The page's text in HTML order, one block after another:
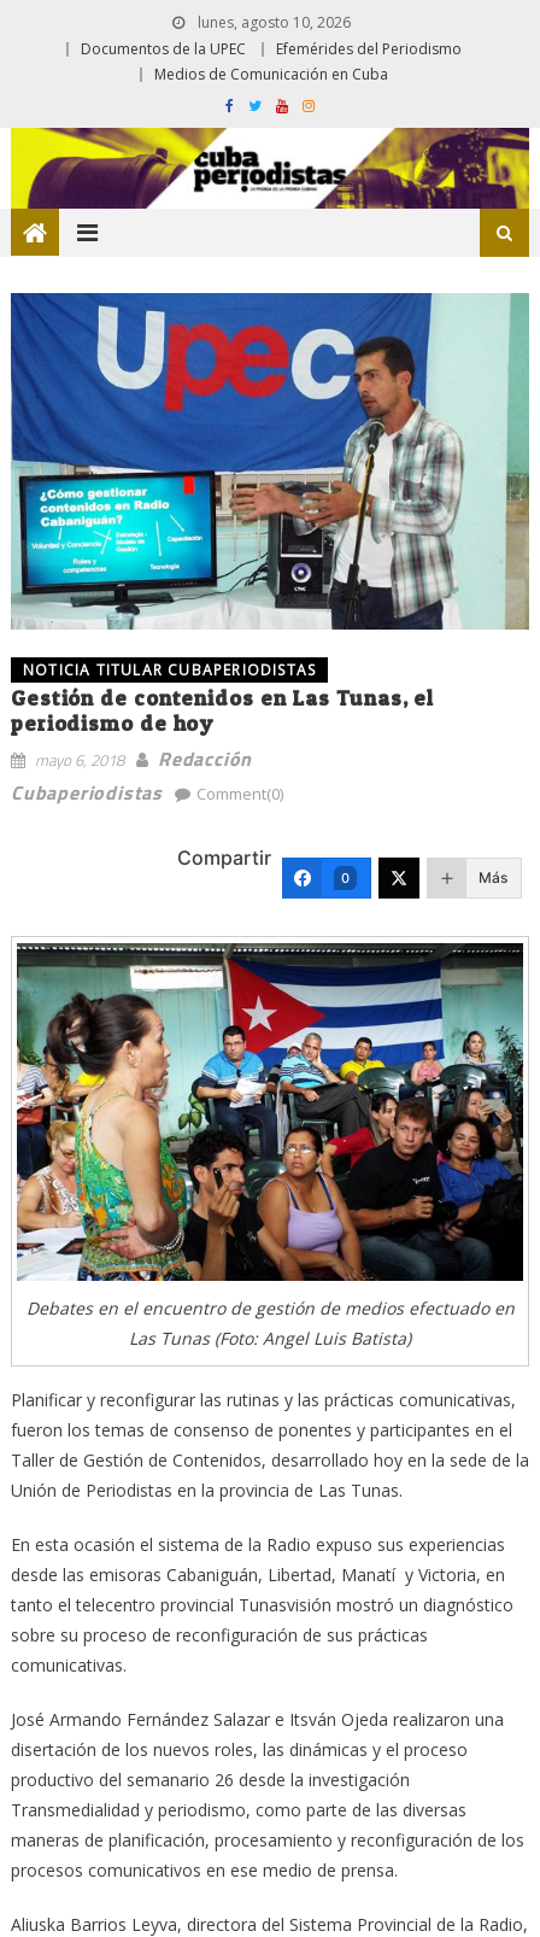
lunes, agosto 10, 2026
Documentos de la UPEC
Efemérides del Periodismo
Medios de Comunicación en Cuba
NOTICIA TITULAR CUBAPERIODISTAS
Gestión de contenidos en Las Tunas, el
periodismo de hoy
mayo 6, 2018
Redacción
Cubaperiodistas
Comment(0)
Compartir
0 Más
Debates en el encuentro de gestión de medios efectuado en
Las Tunas (Foto: Angel Luis Batista)
Planificar y reconfigurar las rutinas y las prácticas comunicativas,
fueron los temas de consenso de ponentes y participantes en el
Taller de Gestión de Contenidos, desarrollado hoy en la sede de la
Unión de Periodistas en la provincia de Las Tunas.
En esta ocasión el sistema de la Radio expuso sus experiencias
desde las emisoras Cabaniguán, Libertad, Manatí y Victoria, en
tanto el telecentro provincial Tunasvisión mostró un diagnóstico
sobre su proceso de reconfiguración de sus prácticas
comunicativas.
José Armando Fernández Salazar e Itsván Ojeda realizaron una
disertación de los nuevos roles, las dinámicas y el proceso
productivo del semanario 26 desde la investigación
Transmedialidad y periodismo, como parte de las diversas
maneras de planificación, procesamiento y reconfiguración de los
procesos comunicativos en ese medio de prensa.
Aliuska Barrios Leyva, directora del Sistema Provincial de la Radio,